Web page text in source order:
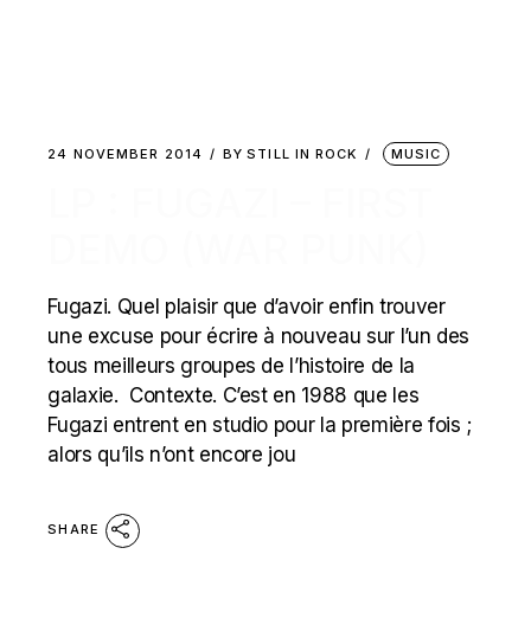
24 NOVEMBER 2014 BY STILL IN ROCK MUSIC
Fugazi. Quel plaisir que d’avoir enfin trouver
une excuse pour écrire à nouveau sur l’un des
tous meilleurs groupes de l’histoire de la
galaxie. Contexte. C’est en 1988 que les
Fugazi entrent en studio pour la première fois ;
alors qu’ils n’ont encore jou
SHARE